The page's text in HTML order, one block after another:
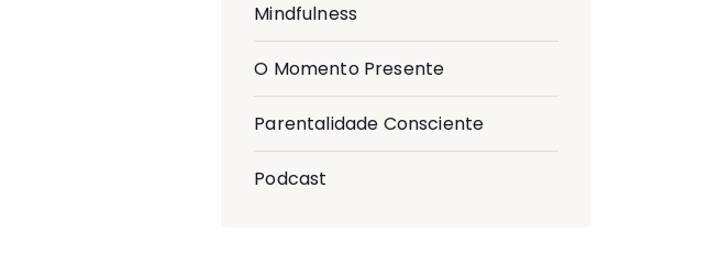
Mindfulness
O Momento Presente
Parentalidade Consciente
Podcast